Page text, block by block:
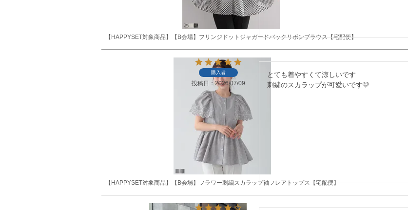
【HAPPYSET対象商品】【B会場】フリンジドットジャガードバックリボンブラウス【宅配便】
【HAPPYSET対象商品】【B会場】フラワー刺繍スカラップ袖フレアトップス【宅配便】
購入者
投稿日 2026/07/09
とても着やすくて涼しいです
刺繍のスカラップが可愛いです🩷